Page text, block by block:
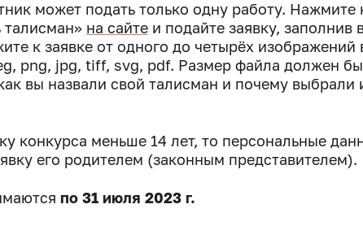
может подать только одну работу. Нажмите
на сайтеи подайте заявку, заполнив
к заявке от одного до четырёх изображений
png, jpg, tiff, svg, pdf. Размер файла должен
вы назвали свой талисман и почему выбрали
конкурса меньше 14 лет, то персональные
его родителем (законным представителем).
по 31 июля 2023 г.